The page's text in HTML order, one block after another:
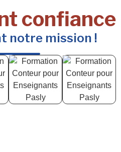
confiance
notre mission !